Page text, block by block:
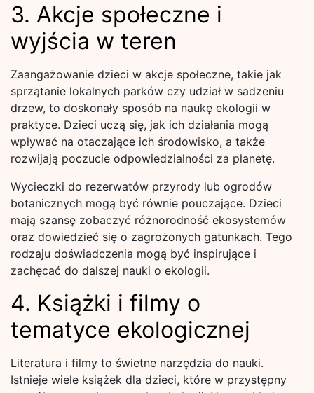
3. Akcje społeczne i
wyjścia w teren
Zaangażowanie dzieci w akcje społeczne, takie jak
sprzątanie lokalnych parków czy udział w sadzeniu
drzew, to doskonały sposób na naukę ekologii w
praktyce. Dzieci uczą się, jak ich działania mogą
wpływać na otaczające ich środowisko, a także
rozwijają poczucie odpowiedzialności za planetę.
Wycieczki do rezerwatów przyrody lub ogrodów
botanicznych mogą być równie pouczające. Dzieci
mają szansę zobaczyć różnorodność ekosystemów
oraz dowiedzieć się o zagrożonych gatunkach. Tego
rodzaju doświadczenia mogą być inspirujące i
zachęcać do dalszej nauki o ekologii.
4. Książki i filmy o
tematyce ekologicznej
Literatura i filmy to świetne narzędzia do nauki.
Istnieje wiele książek dla dzieci, które w przystępny